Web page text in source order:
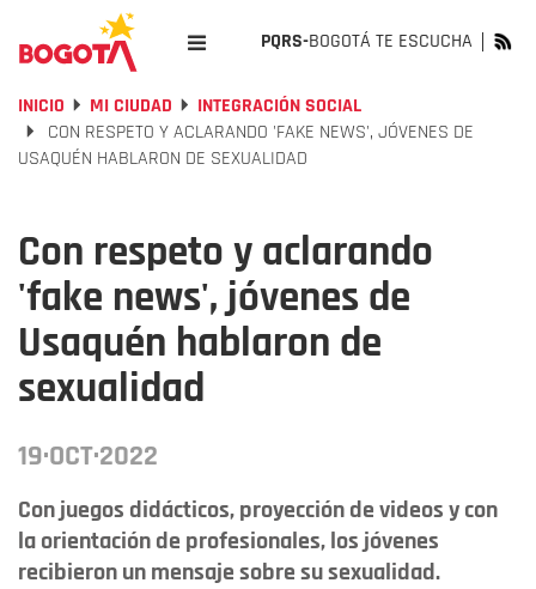
PQRS-BOGOTÁ TE ESCUCHA
INICIO MI CIUDAD
INTEGRACIÓN SOCIAL
CON RESPETO Y ACLARANDO 'FAKE NEWS', JÓVENES DE
USAQUÉN HABLARON DE SEXUALIDAD
Con respeto y aclarando
'fake news', jóvenes de
Usaquén hablaron de
sexualidad
19·OCT·2022
Con juegos didácticos, proyección de videos y con
la orientación de profesionales, los jóvenes
recibieron un mensaje sobre su sexualidad.